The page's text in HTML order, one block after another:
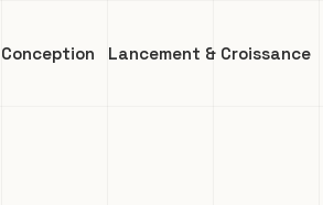
Conception Lancement & Croissance